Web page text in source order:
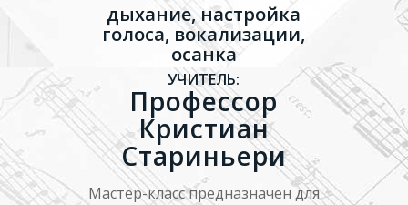
дыхание, настройка
голоса, вокализации,
осанка
УЧИТЕЛЬ:
Профессор
Кристиан
Стариньери
Мастер-класс предназначен для